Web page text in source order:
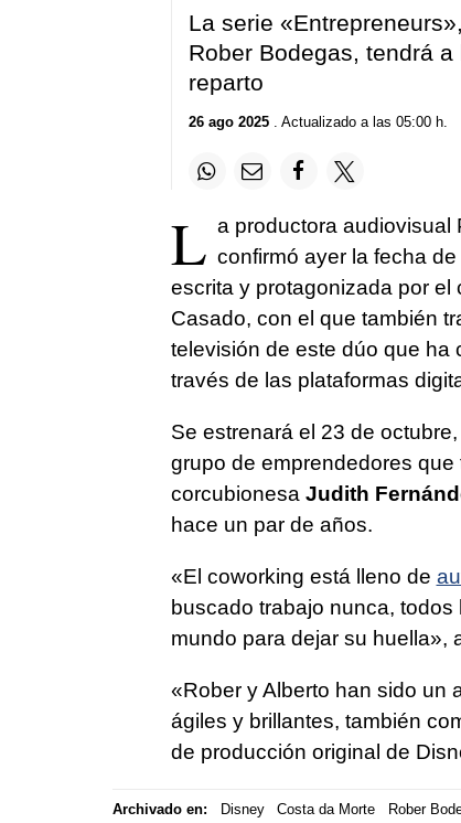
La serie
Rober Bodegas, tendrá
reparto
26 ago 2025. Actualizado a las 05:00 h.
L a productora audiovisual
confirmó ayer la fecha
escrita y protagonizada por el
Casado, con el que también
televisión de este dúo que ha
través de las plataformas
Se estrenará el 23 de
grupo de emprendedores
corcubionesaJudith
hace un par de años.
«El coworking está lleno de
buscado trabajo nunca,
mundo para dejar su huella»,
«Rober y Alberto han sido un
ágiles y brillantes, también
de producción original de
Archivado en: Disney Costa da Morte Rober